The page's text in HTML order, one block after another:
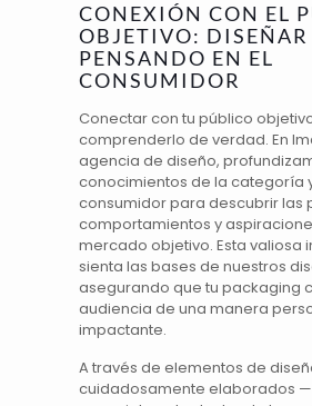
CONEXIÓN CON EL
OBJETIVO: DISEÑAR
PENSANDO EN EL
CONSUMIDOR
Conectar con tu público
comprenderlo de verdad. En
agencia de diseño,
conocimientos de la categoría
consumidor para descubrir las
comportamientos y
mercado objetivo. Esta valiosa
sienta las bases de nuestros
asegurando que tu packaging
audiencia de una manera
impactante.
A través de elementos de
cuidadosamente elaborados —